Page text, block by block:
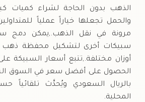
الذهب بدون الحاجة لشراء كميات
والحمل تجعلها خياراً عملياً
سبيكات أخرى لتشكيل محفظة ذهب
أوزان مختلفة.,تتبع أسعار السبيكة
الحصول على أفضل سعر في السوق
بالريال السعودي ويُحدَّث تلقائياً
المحلية.